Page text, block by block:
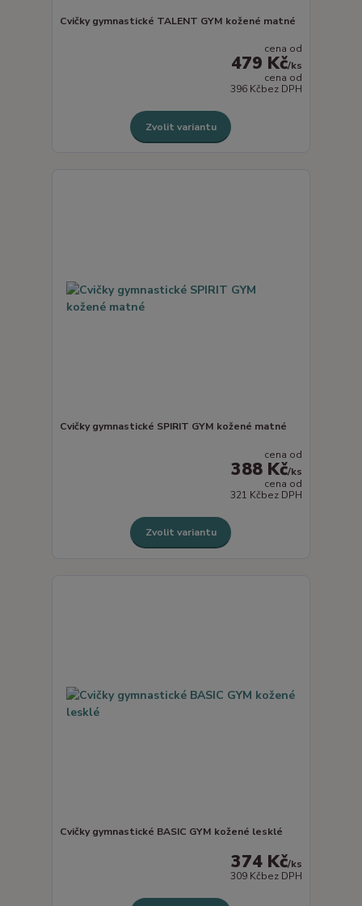
Cvičky gymnastické TALENT GYM kožené matné
cena od
479 Kč/ks
cena od
396 Kčbez DPH
Zvolit variantu
Cvičky gymnastické SPIRIT GYM kožené matné
cena od
388 Kč/ks
cena od
321 Kčbez DPH
Zvolit variantu
Cvičky gymnastické BASIC GYM kožené lesklé
374 Kč/ks
309 Kčbez DPH